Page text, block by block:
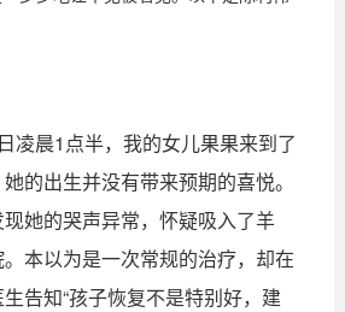
凌晨1点半，我的女儿果果来到了
的出生并没有带来预期的喜悦。
她的哭声异常，怀疑吸入了羊
本以为是一次常规的治疗，却在
告知“孩子恢复不是特别好，建